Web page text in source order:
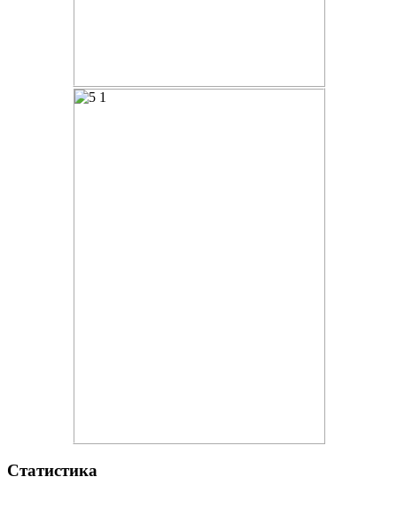
Статистика